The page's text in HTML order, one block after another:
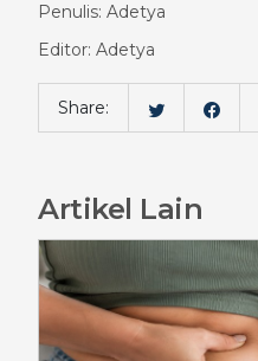
Penulis: Adetya
Editor: Adetya
Share:
Artikel Lain